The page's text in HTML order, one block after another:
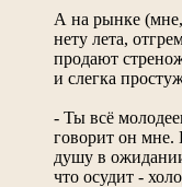
А на рынке
нету лета,
продают
и слегка
- Ты всё
говорит он мне.
душу в
что осудит -